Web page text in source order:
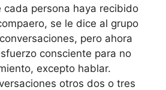
cada persona haya recibido
se le dice al grupo
pero ahora
consciente para no
excepto hablar.
otros dos o tres